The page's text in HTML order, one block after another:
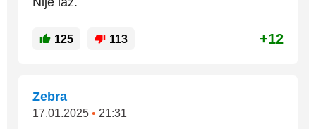
125 113 +12
Zebra
17.01.2025 • 21:31